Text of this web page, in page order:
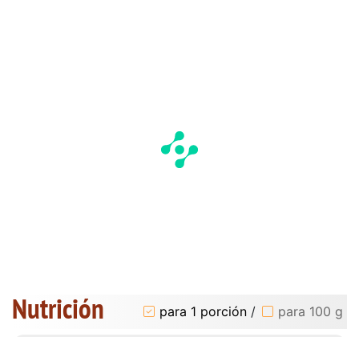
Nutrición para 1 porción / para 100 g